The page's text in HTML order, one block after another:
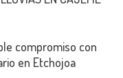
compromiso con
en Etchojoa